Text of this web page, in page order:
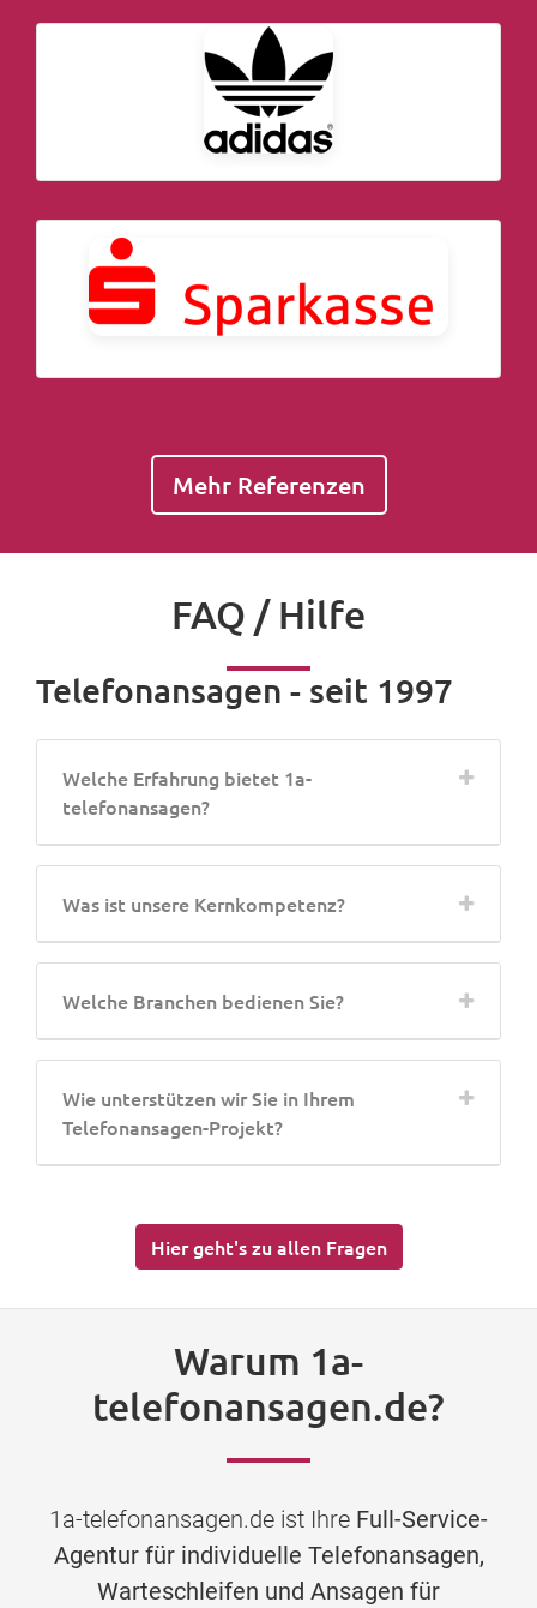
Mehr Referenzen
FAQ / Hilfe
Telefonansagen - seit 1997
Welche Erfahrung bietet 1a-
telefonansagen?
Was ist unsere Kernkompetenz?
Welche Branchen bedienen Sie?
Wie unterstützen wir Sie in Ihrem
Telefonansagen-Projekt?
Hier geht's zu allen Fragen
Warum 1a-
telefonansagen.de?
1a-telefonansagen.de ist Ihre Full-Service-
Agentur für individuelle Telefonansagen,
Warteschleifen und Ansagen für